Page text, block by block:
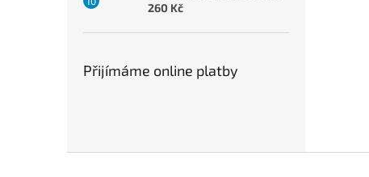
260 Kč
Přijímáme online platby